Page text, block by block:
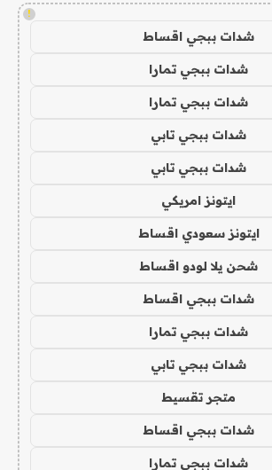
!
شدات ببجي اقساط
شدات ببجي تمارا
شدات ببجي تمارا
شدات ببجي تابي
شدات ببجي تابي
ايتونز امريكي
ايتونز سعودي اقساط
شحن يلا لودو اقساط
شدات ببجي اقساط
شدات ببجي تمارا
شدات ببجي تابي
متجر تقسيط
شدات ببجي اقساط
شدات ببجي تمارا